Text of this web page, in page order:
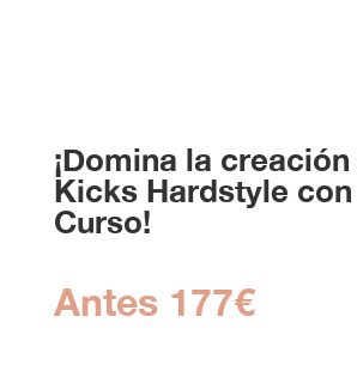
¡Domina la
Kicks Hardstyle
Curso!
Antes 177€